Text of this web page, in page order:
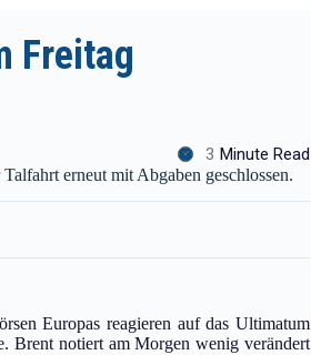
Freitag
3 Minute Read
erneut mit Abgaben geschlossen.
Europas reagieren auf das Ultimatum
Brent notiert am Morgen wenig verändert